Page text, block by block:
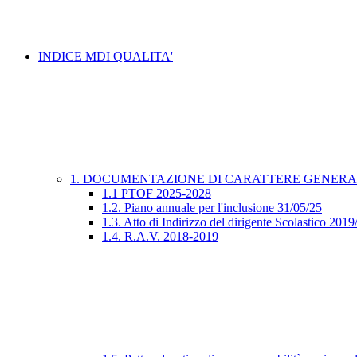
INDICE MDI QUALITA'
1. DOCUMENTAZIONE DI CARATTERE
1.1 PTOF 2025-2028
1.2. Piano annuale per l'inclusione 31/05/25
1.3. Atto di Indirizzo del dirigente Scolastico
1.4. R.A.V. 2018-2019